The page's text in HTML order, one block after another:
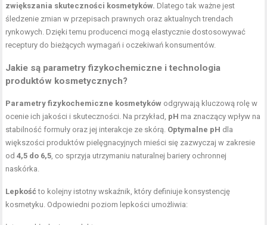
zwiększania skuteczności kosmetyków. Dlatego tak ważne jest
śledzenie zmian w przepisach prawnych oraz aktualnych trendach
rynkowych. Dzięki temu producenci mogą elastycznie dostosowywać
receptury do bieżących wymagań i oczekiwań konsumentów.
Jakie są parametry fizykochemiczne i technologia
produktów kosmetycznych?
Parametry fizykochemiczne kosmetyków odgrywają kluczową rolę w
ocenie ich jakości i skuteczności. Na przykład, pH ma znaczący wpływ na
stabilność formuły oraz jej interakcje ze skórą. Optymalne pH dla
większości produktów pielęgnacyjnych mieści się zazwyczaj w zakresie
od4,5 do 6,5, co sprzyja utrzymaniu naturalnej bariery ochronnej
naskórka.
Lepkośćto kolejny istotny wskaźnik, który definiuje konsystencję
kosmetyku. Odpowiedni poziom lepkości umożliwia: